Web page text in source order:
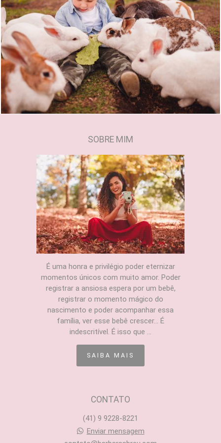
1484 0
SOBRE MIM
É uma honra e privilégio poder eternizar
momentos únicos com muito amor. Poder
registrar a ansiosa espera por um bebê,
registrar o momento mágico do
nascimento e poder acompanhar essa
família, ver esse bebê crescer... É
indescritível. É isso que ...
SAIBA MAIS
CONTATO
(41) 9 9228-8221
Enviar mensagem